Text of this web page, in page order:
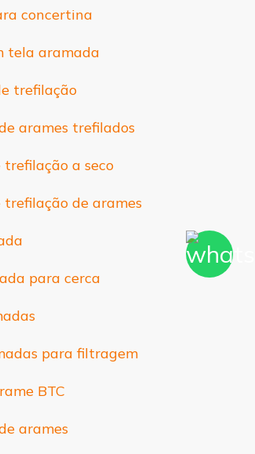
concertina
tela aramada
trefilação
arames trefilados
trefilação a seco
trefilação de arames
para cerca
para filtragem
BTC
arames